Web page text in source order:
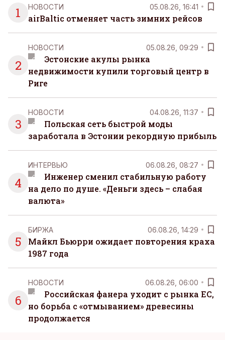
1 НОВОСТИ 05.08.26, 16:41
airBaltic отменяет часть зимних рейсов
2
НОВОСТИ 05.08.26, 09:29
Эстонские акулы рынка
недвижимости купили торговый центр в
Риге
3
НОВОСТИ 04.08.26, 11:37
Польская сеть быстрой моды
заработала в Эстонии рекордную прибыль
4
ИНТЕРВЬЮ 06.08.26, 08:27
Инженер сменил стабильную работу
на дело по душе. «Деньги здесь – слабая
валюта»
5
БИРЖА 06.08.26, 14:29
Майкл Бьюрри ожидает повторения краха
1987 года
6
НОВОСТИ 06.08.26, 06:00
Российская фанера уходит с рынка ЕС,
но борьба с «отмыванием» древесины
продолжается